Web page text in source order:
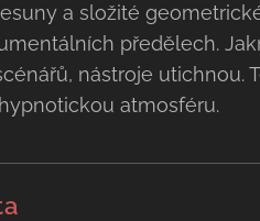
a složité
předělech.
nástroje utichnou.
atmosféru.